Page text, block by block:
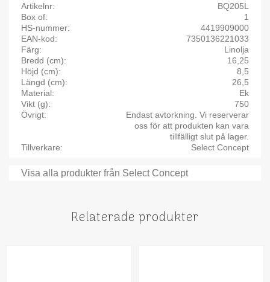
Artikelnr
BQ205L
Box of
1
HS-nummer
4419909000
EAN-kod
7350136221033
Färg
Linolja
Bredd (cm)
16,25
Höjd (cm)
8,5
Längd (cm)
26,5
Material
Ek
Vikt (g)
750
Övrigt
Endast avtorkning. Vi reserverar
oss för att produkten kan vara
tillfälligt slut på lager.
Tillverkare
Select Concept
Visa alla produkter från Select Concept
Relaterade produkter